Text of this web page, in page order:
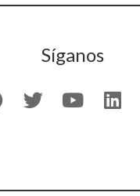
Síganos